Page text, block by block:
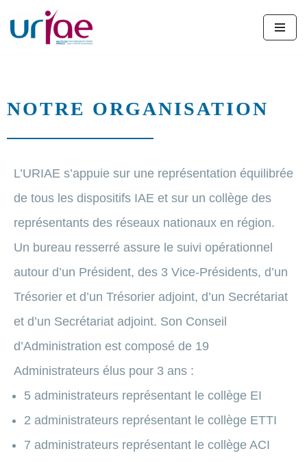
Aller
NOTRE ORGANISATION
L’URIAE s’appuie sur une représentation équilibrée
de tous les dispositifs IAE et sur un collège des
représentants des réseaux nationaux en région.
Un bureau resserré assure le suivi opérationnel
autour d’un Président, des 3 Vice-Présidents, d’un
Trésorier et d’un Trésorier adjoint, d’un Secrétariat
et d’un Secrétariat adjoint. Son Conseil
d’Administration est composé de 19
Administrateurs élus pour 3 ans :
5 administrateurs représentant le collège EI
2 administrateurs représentant le collège ETTI
7 administrateurs représentant le collège ACI